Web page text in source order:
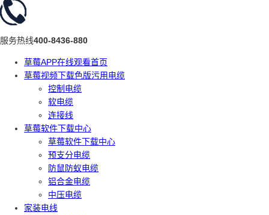
服务热线400-8436-880
草莓APP在线观看首页
草莓视频下载色版污用电缆
控制电缆
软电缆
连接线
草莓软件下载中心
草莓软件下载中心
预支分电缆
防鼠防蚁电缆
铝合金电缆
中压电缆
家装电线